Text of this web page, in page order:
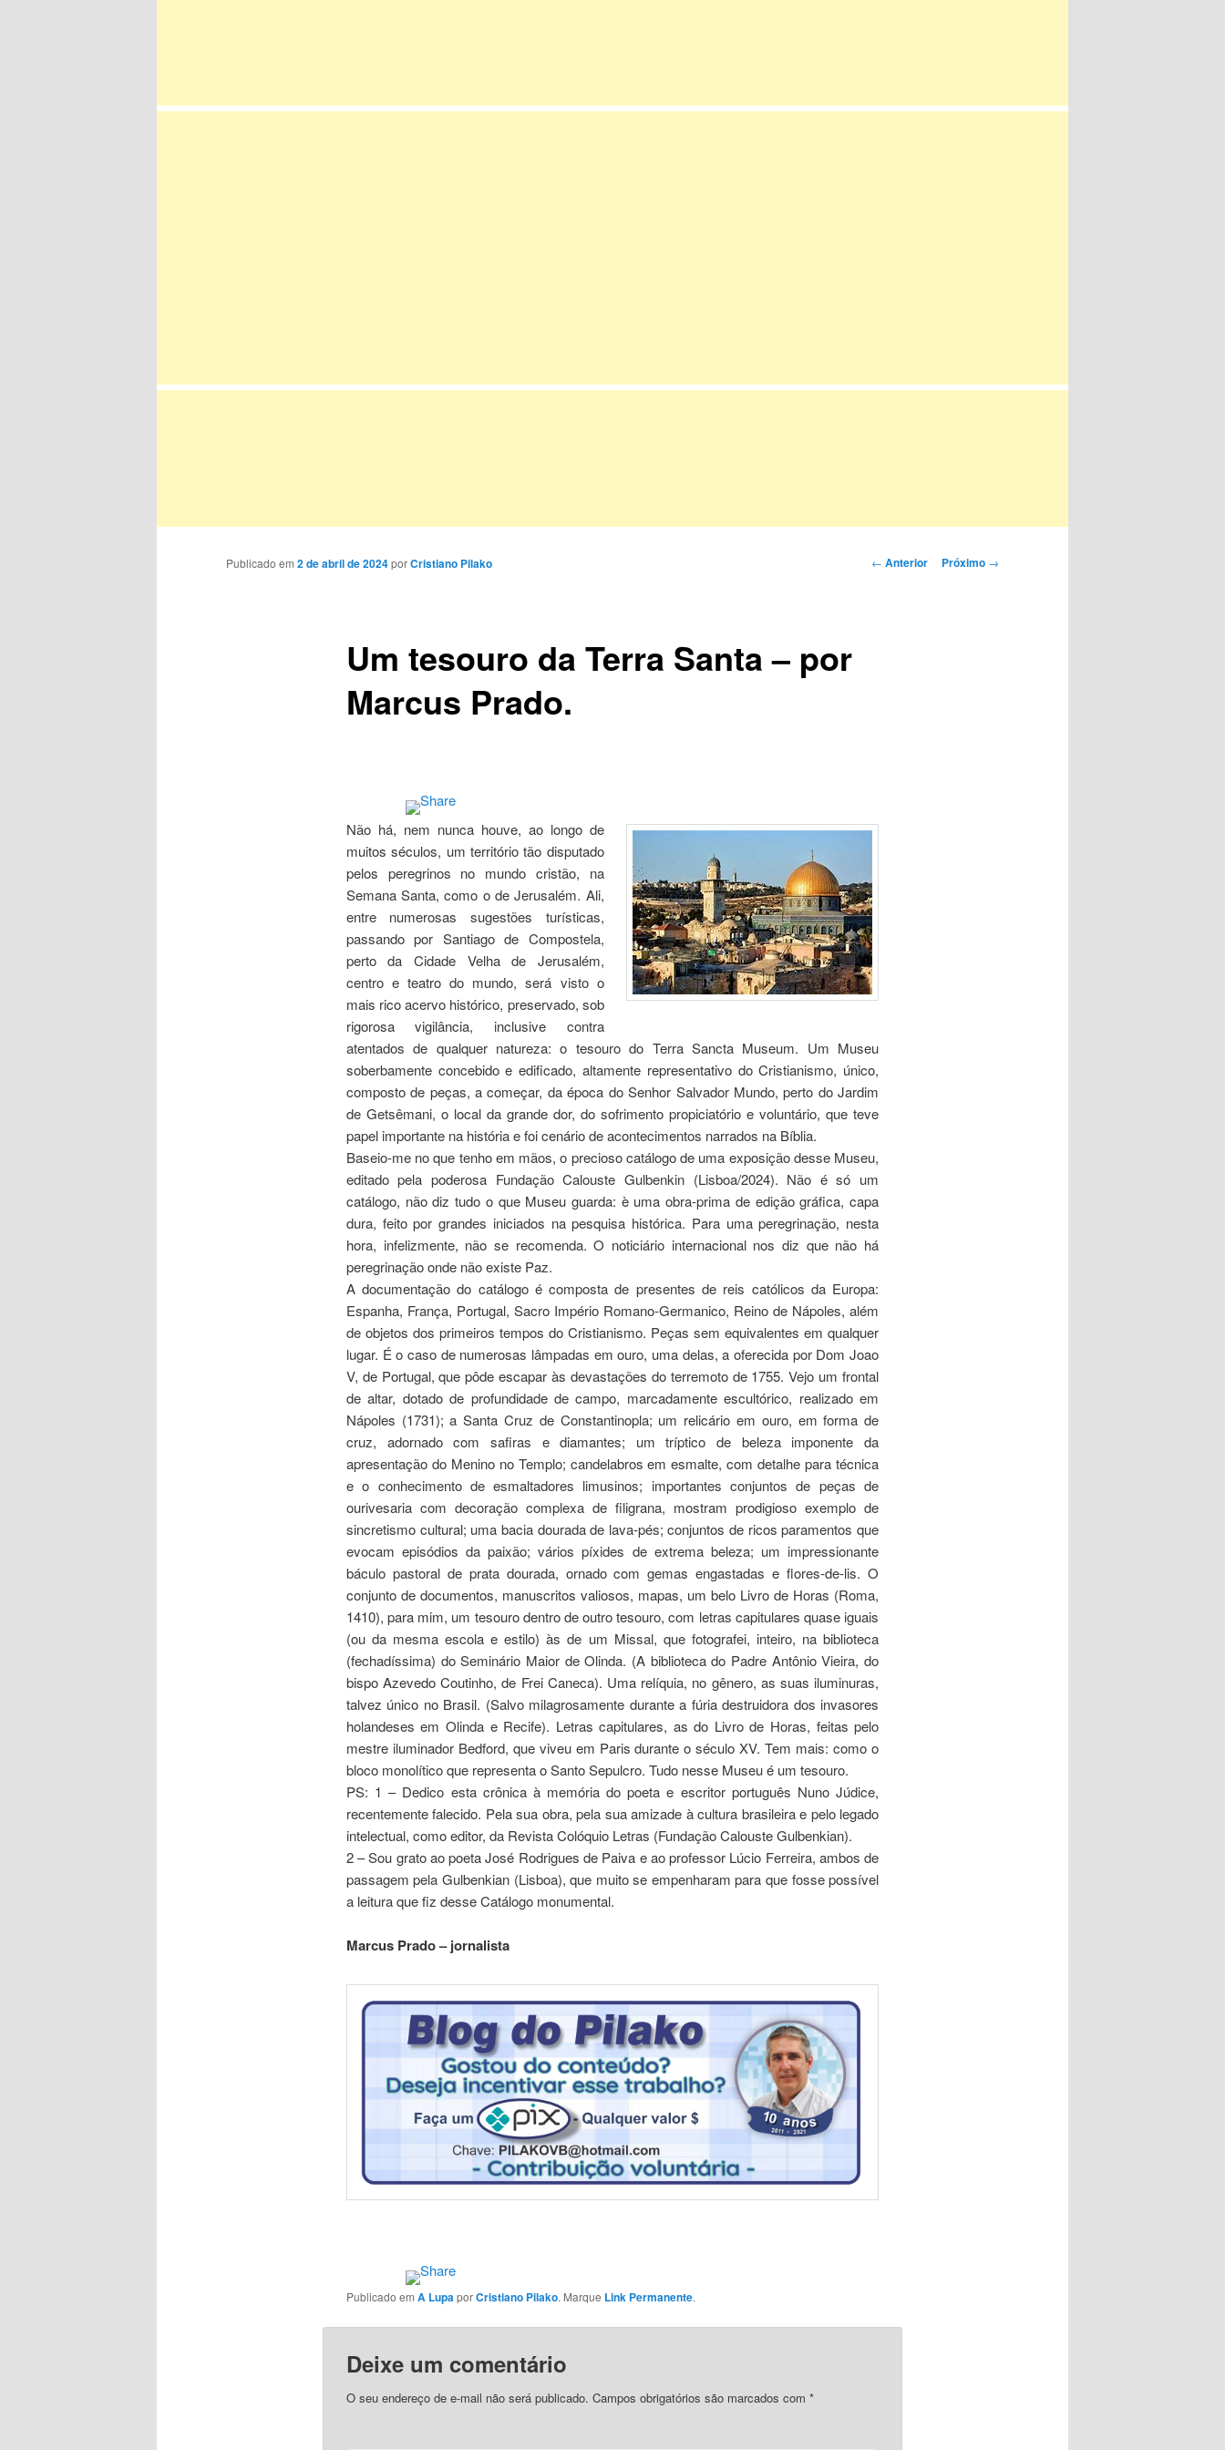
Navegação
← Anterior Próximo →
Um tesouro da Terra Santa – por
Marcus Prado.
Publicado em 2 de abril de 2024porCristiano Pilako
Não há, nem nunca houve, ao longo de
muitos séculos, um território tão disputado
pelos peregrinos no mundo cristão, na
Semana Santa, como o de Jerusalém. Ali,
entre numerosas sugestões turísticas,
passando por Santiago de Compostela,
perto da Cidade Velha de Jerusalém,
centro e teatro do mundo, será visto o
mais rico acervo histórico, preservado, sob
rigorosa vigilância, inclusive contra
atentados de qualquer natureza: o tesouro do Terra Sancta Museum. Um Museu
soberbamente concebido e edificado, altamente representativo do Cristianismo, único,
composto de peças, a começar, da época do Senhor Salvador Mundo, perto do Jardim
de Getsêmani, o local da grande dor, do sofrimento propiciatório e voluntário, que teve
papel importante na história e foi cenário de acontecimentos narrados na Bíblia.
Baseio-me no que tenho em mãos, o precioso catálogo de uma exposição desse Museu,
editado pela poderosa Fundação Calouste Gulbenkin (Lisboa/2024). Não é só um
catálogo, não diz tudo o que Museu guarda: è uma obra-prima de edição gráfica, capa
dura, feito por grandes iniciados na pesquisa histórica. Para uma peregrinação, nesta
hora, infelizmente, não se recomenda. O noticiário internacional nos diz que não há
peregrinação onde não existe Paz.
A documentação do catálogo é composta de presentes de reis católicos da Europa:
Espanha, França, Portugal, Sacro Império Romano-Germanico, Reino de Nápoles, além
de objetos dos primeiros tempos do Cristianismo. Peças sem equivalentes em qualquer
lugar. É o caso de numerosas lâmpadas em ouro, uma delas, a oferecida por Dom Joao
V, de Portugal, que pôde escapar às devastações do terremoto de 1755. Vejo um frontal
de altar, dotado de profundidade de campo, marcadamente escultórico, realizado em
Nápoles (1731); a Santa Cruz de Constantinopla; um relicário em ouro, em forma de
cruz, adornado com safiras e diamantes; um tríptico de beleza imponente da
apresentação do Menino no Templo; candelabros em esmalte, com detalhe para técnica
e o conhecimento de esmaltadores limusinos; importantes conjuntos de peças de
ourivesaria com decoração complexa de filigrana, mostram prodigioso exemplo de
sincretismo cultural; uma bacia dourada de lava-pés; conjuntos de ricos paramentos que
evocam episódios da paixão; vários píxides de extrema beleza; um impressionante
báculo pastoral de prata dourada, ornado com gemas engastadas e flores-de-lis. O
conjunto de documentos, manuscritos valiosos, mapas, um belo Livro de Horas (Roma,
1410), para mim, um tesouro dentro de outro tesouro, com letras capitulares quase iguais
(ou da mesma escola e estilo) às de um Missal, que fotografei, inteiro, na biblioteca
(fechadíssima) do Seminário Maior de Olinda. (A biblioteca do Padre Antônio Vieira, do
bispo Azevedo Coutinho, de Frei Caneca). Uma relíquia, no gênero, as suas iluminuras,
talvez único no Brasil. (Salvo milagrosamente durante a fúria destruidora dos invasores
holandeses em Olinda e Recife). Letras capitulares, as do Livro de Horas, feitas pelo
mestre iluminador Bedford, que viveu em Paris durante o século XV. Tem mais: como o
bloco monolítico que representa o Santo Sepulcro. Tudo nesse Museu é um tesouro.
PS: 1 – Dedico esta crônica à memória do poeta e escritor português Nuno Júdice,
recentemente falecido. Pela sua obra, pela sua amizade à cultura brasileira e pelo legado
intelectual, como editor, da Revista Colóquio Letras (Fundação Calouste Gulbenkian).
2 – Sou grato ao poeta José Rodrigues de Paiva e ao professor Lúcio Ferreira, ambos de
passagem pela Gulbenkian (Lisboa), que muito se empenharam para que fosse possível
a leitura que fiz desse Catálogo monumental.
Marcus Prado – jornalista
Publicado em A LupaporCristiano Pilako. Marque Link Permanente.
Deixe um comentário
O seu endereço de e-mail não será publicado. Campos obrigatórios são marcados com *